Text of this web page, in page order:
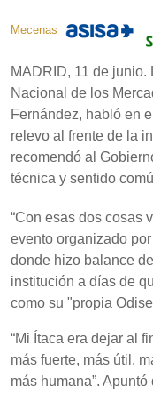
Mecenas
MADRID, 11 de
Nacional de los
Fernández, habló en
relevo al frente de la
recomendó al
técnica y sentido
“Con esas dos cosas
evento organizado
donde hizo balance
institución a días de
como su "propia
“Mi Ítaca era dejar al
más fuerte, más útil,
más humana”.